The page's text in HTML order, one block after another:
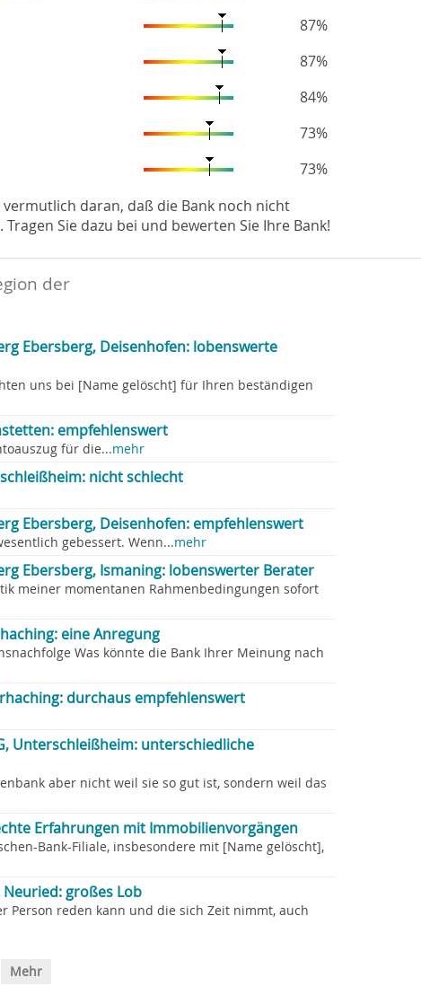
87%
87%
84%
73%
73%
daran, daß die Bank noch nicht
Sie dazu bei und bewerten Sie Ihre Bank!
der
Ebersberg, Deisenhofen: lobenswerte
uns bei [Name gelöscht] für Ihren beständigen
empfehlenswert
für die...mehr
nicht schlecht
Ebersberg, Deisenhofen: empfehlenswert
gebessert. Wenn...mehr
Ebersberg, Ismaning: lobenswerter Berater
meiner momentanen Rahmenbedingungen sofort
eine Anregung
Was könnte die Bank Ihrer Meinung nach
durchaus empfehlenswert
Unterschleißheim: unterschiedliche
aber nicht weil sie so gut ist, sondern weil das
Erfahrungen mit Immobilienvorgängen
Bank-Filiale, insbesondere mit [Name gelöscht],
Neuried: großes Lob
Person reden kann und die sich Zeit nimmt, auch
Mehr